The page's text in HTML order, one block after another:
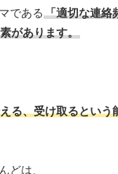
である 「適切な連絡
があります。
る、受け取るという
どは、